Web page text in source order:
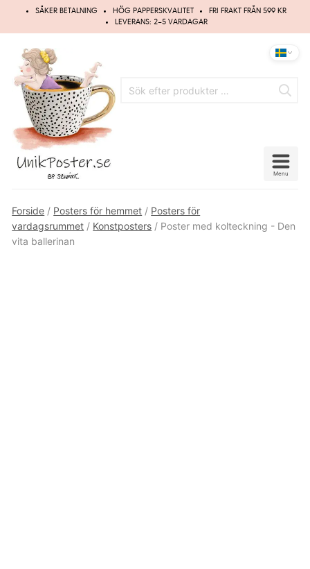
Hoppa
SÄKER BETALNING HÖG PAPPERSKVALITET
FRI FRAKT FRÅN 599 KR
LEVERANS: 2–5 VARDAGAR
Menu
Forside / Posters för hemmet / Posters för
vardagsrummet / Konstposters / Poster med kolteckning - Den
vita ballerinan